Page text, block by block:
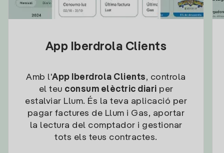
App Iberdrola Clients
Amb l'App Iberdrola Clients, controla
el teu consum elèctric diari per
estalviar Llum. És la teva aplicació per
pagar factures de Llum i Gas, aportar
la lectura del comptador i gestionar
tots els teus contractes.